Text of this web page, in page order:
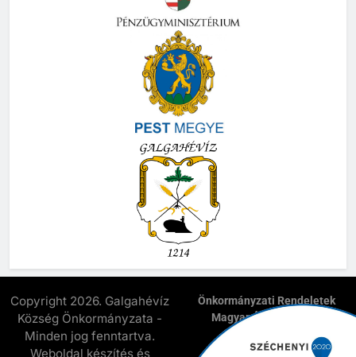
Copyright 2026. Galgahévíz
Község Önkormányzata -
Minden jog fenntartva.
Weboldal készítés és
Önkormányzati Rendeletek
Magyar Államkincstár
E-Önkormányzat
Elnyert Széchenyi 2020